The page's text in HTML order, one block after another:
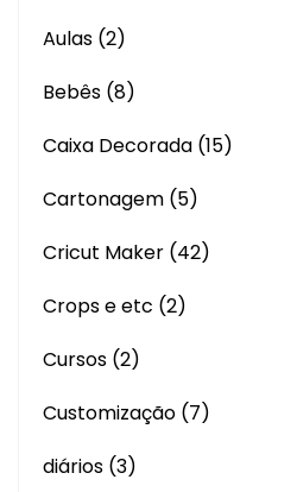
Aulas (2)
Bebês (8)
Caixa Decorada (15)
Cartonagem (5)
Cricut Maker (42)
Crops e etc (2)
Cursos (2)
Customização (7)
diários (3)